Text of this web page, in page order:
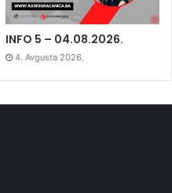
INFO 5 – 04.08.2026.
4. Avgusta 2026.